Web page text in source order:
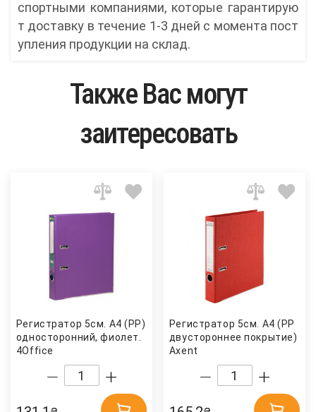
спортными компаниями, которые гарантирую
т доставку в течение 1-3 дней с момента пост
упления продукции на склад.
Также Вас могут
заитересовать
Регистратор 5см. А4 (PP)
односторонний, фиолет.
4Office
Регистратор 5см. А4 (PP
двустороннее покрытие)
Axent